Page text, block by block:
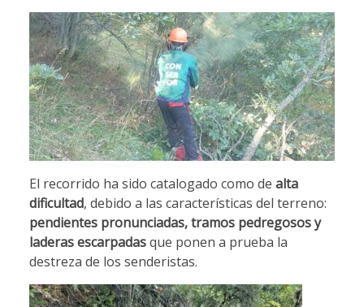
El recorrido ha sido catalogado como de alta
dificultad, debido a las características del terreno:
pendientes pronunciadas, tramos pedregosos y
laderas escarpadasque ponen a prueba la
destreza de los senderistas.